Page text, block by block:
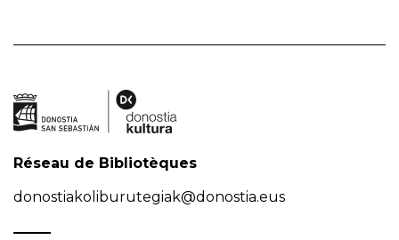
Réseau de Bibliotèques
donostiakoliburutegiak@donostia.eus